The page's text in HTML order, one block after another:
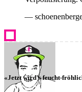
—
«Jetzt wird's feucht-